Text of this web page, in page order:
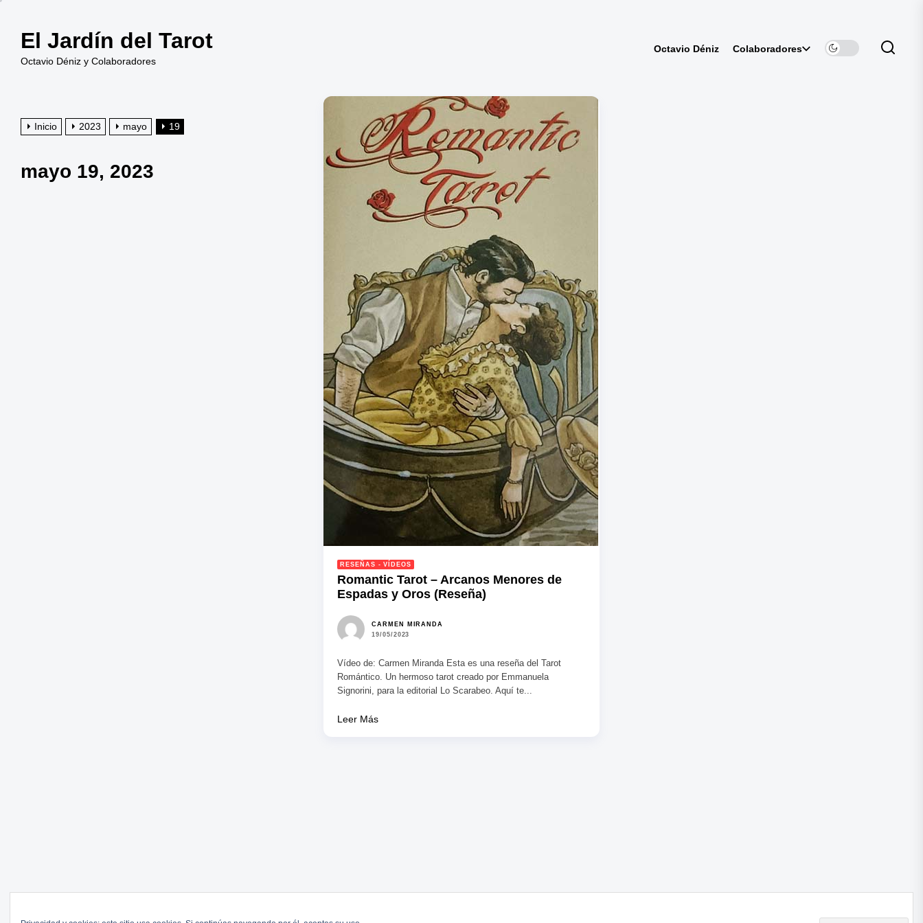
contenidoEl Jardín del Tarot
Octavio Déniz y Colaboradores
Octavio Déniz Colaboradores
Inicio 2023 mayo 19
mayo 19, 2023
RESEÑAS - VÍDEOS
Romantic Tarot – Arcanos Menores de
Espadas y Oros (Reseña)
CARMEN MIRANDA
19/05/2023
Vídeo de: Carmen Miranda Esta es una reseña del Tarot
Romántico. Un hermoso tarot creado por Emmanuela
Signorini, para la editorial Lo Scarabeo. Aquí te...
Leer Más